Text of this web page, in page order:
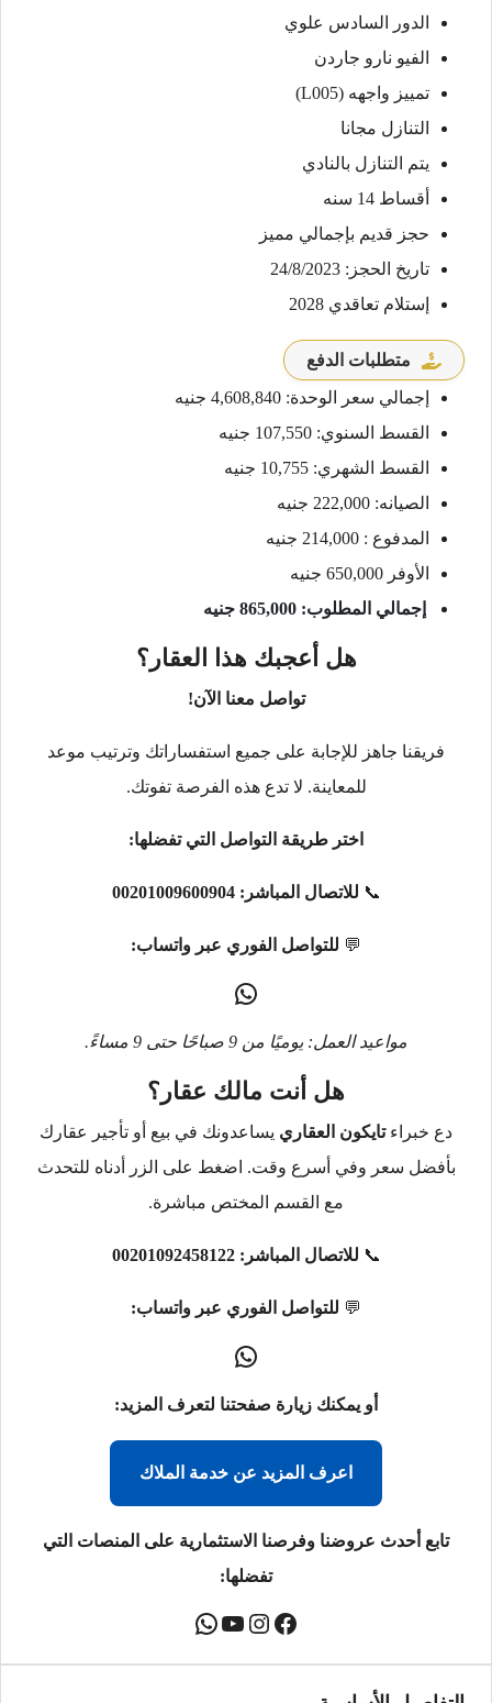
الدور السادس علوي
الفيو نارو جاردن
تمييز واجهه (L005)
التنازل مجانا
يتم التنازل بالنادي
أقساط 14 سنه
حجز قديم بإجمالي مميز
تاريخ الحجز: 24/8/2023
إستلام تعاقدي 2028
متطلبات الدفع
إجمالي سعر الوحدة: 4,608,840 جنيه
القسط السنوي: 107,550 جنيه
القسط الشهري: 10,755 جنيه
الصيانه: 222,000 جنيه
المدفوع : 214,000 جنيه
الأوفر 650,000 جنيه
إجمالي المطلوب: 865,000 جنيه
هل أعجبك هذا العقار؟
تواصل معنا الآن!
فريقنا جاهز للإجابة على جميع استفساراتك وترتيب موعد
للمعاينة. لا تدع هذه الفرصة تفوتك.
اختر طريقة التواصل التي تفضلها:
📞 للاتصال المباشر: 00201009600904
💬 للتواصل الفوري عبر واتساب:
مواعيد العمل: يوميًا من 9 صباحًا حتى 9 مساءً.
هل أنت مالك عقار؟
دع خبراءتايكون العقاري يساعدونك في بيع أو تأجير عقارك
بأفضل سعر وفي أسرع وقت. اضغط على الزر أدناه للتحدث
مع القسم المختص مباشرة.
📞 للاتصال المباشر: 00201092458122
💬 للتواصل الفوري عبر واتساب:
أو يمكنك زيارة صفحتنا لتعرف المزيد:
اعرف المزيد عن خدمة الملاك
تابع أحدث عروضنا وفرصنا الاستثمارية على المنصات التي
تفضلها: